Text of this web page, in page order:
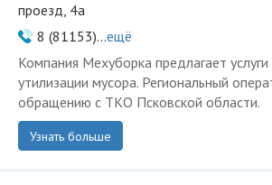
проезд, 4а
8 (81153)...ещё
Компания Мехуборка предлагает
утилизации мусора. Региональный
обращению с ТКО Псковской области.
Узнать больше